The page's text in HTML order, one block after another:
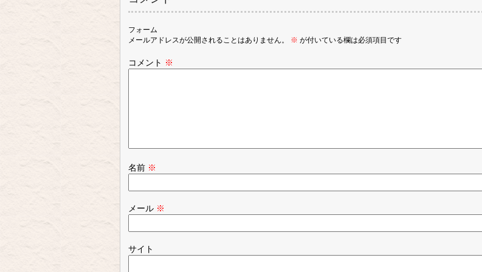
フォーム
メールアドレスが公開されることはありません。
※ が付いている欄は必須項目です
コメント ※
名前 ※
メール ※
サイト